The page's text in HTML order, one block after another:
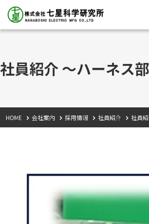
社員紹介 ～ハーネス
HOME 会社案内 採用情報 社員紹介 社員